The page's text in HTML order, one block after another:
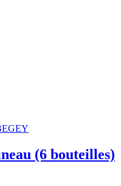
(6 bouteilles)